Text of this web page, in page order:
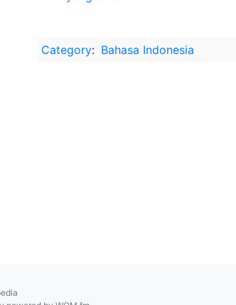
Category: Bahasa Indonesia